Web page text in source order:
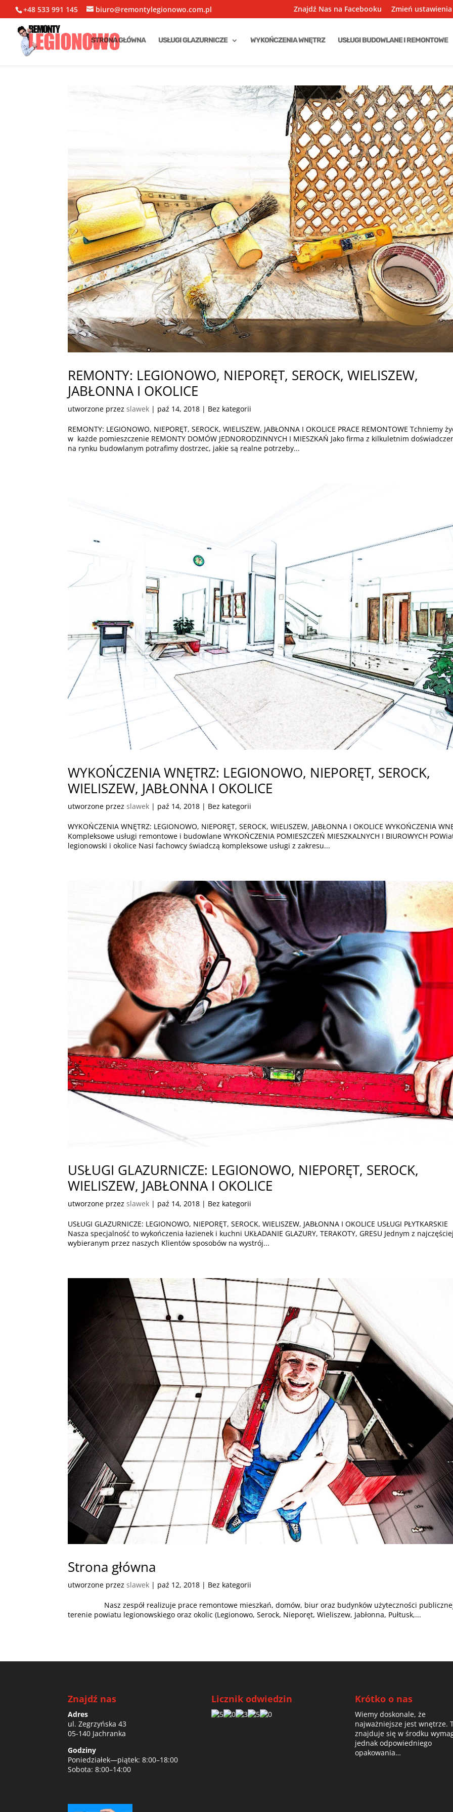
+48 533 991 145 biuro@remontylegionowo.com.pl Znajdź Nas na Facebooku Zmień
STRONA GŁÓWNA USŁUGI GLAZURNICZE WYKOŃCZENIA WNĘTRZ USŁUGI BUDOWLANE I REMONTOWE
REMONTY: LEGIONOWO, NIEPORĘT, SEROCK, WIELISZEW,
JABŁONNA I OKOLICE
utworzone przezslawek | paź 14, 2018 | Bez kategorii
REMONTY: LEGIONOWO, NIEPORĘT, SEROCK, WIELISZEW, JABŁONNA I OKOLICE PRACE REMONTOWE Tchniemy
w każde pomieszczenie REMONTY DOMÓW JEDNORODZINNYCH I MIESZKAŃ Jako firma z kilkuletnim
na rynku budowlanym potrafimy dostrzec, jakie są realne potrzeby...
WYKOŃCZENIA WNĘTRZ: LEGIONOWO, NIEPORĘT, SEROCK,
WIELISZEW, JABŁONNA I OKOLICE
utworzone przezslawek | paź 14, 2018 | Bez kategorii
WYKOŃCZENIA WNĘTRZ: LEGIONOWO, NIEPORĘT, SEROCK, WIELISZEW, JABŁONNA I OKOLICE WYKOŃCZENIA
Kompleksowe usługi remontowe i budowlane WYKOŃCZENIA POMIESZCZEŃ MIESZKALNYCH I BIUROWYCH
legionowski i okolice Nasi fachowcy świadczą kompleksowe usługi z zakresu...
USŁUGI GLAZURNICZE: LEGIONOWO, NIEPORĘT, SEROCK,
WIELISZEW, JABŁONNA I OKOLICE
utworzone przezslawek | paź 14, 2018 | Bez kategorii
USŁUGI GLAZURNICZE: LEGIONOWO, NIEPORĘT, SEROCK, WIELISZEW, JABŁONNA I OKOLICE USŁUGI PŁYTKARSKIE
Nasza specjalność to wykończenia łazienek i kuchni UKŁADANIE GLAZURY, TERAKOTY, GRESU Jednym z
wybieranym przez naszych Klientów sposobów na wystrój...
Strona główna
utworzone przezslawek | paź 12, 2018 | Bez kategorii
Nasz zespół realizuje prace remontowe mieszkań, domów, biur oraz budynków użyteczności
terenie powiatu legionowskiego oraz okolic (Legionowo, Serock, Nieporęt, Wieliszew, Jabłonna, Pułtusk,...
Znajdź nas
Adres
ul. Zegrzyńska 43
05-140 Jachranka
Godziny
Poniedziałek—piątek: 8:00–18:00
Sobota: 8:00–14:00
Licznik odwiedzin Krótko o nas
Wiemy doskonale, że
najważniejsze jest wnętrze.
znajduje się w środku
jednak odpowiedniego
opakowania…